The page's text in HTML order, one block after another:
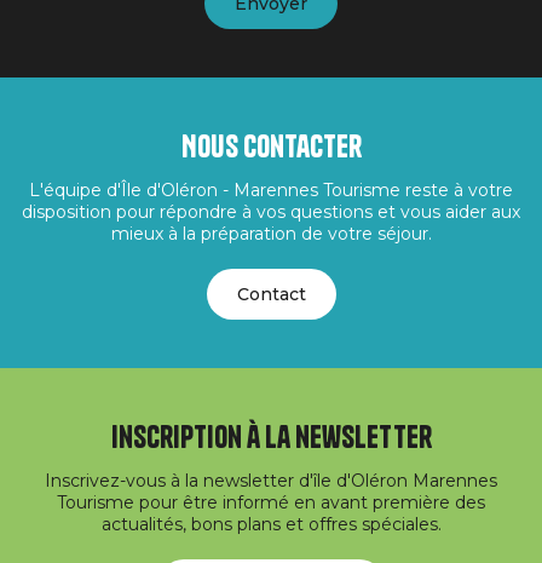
Nous contacter
L'équipe d'Île d'Oléron - Marennes Tourisme reste à votre
disposition pour répondre à vos questions et vous aider aux
mieux à la préparation de votre séjour.
Contact
Inscription à la newsletter
Inscrivez-vous à la newsletter d'île d'Oléron Marennes
Tourisme pour être informé en avant première des
actualités, bons plans et offres spéciales.